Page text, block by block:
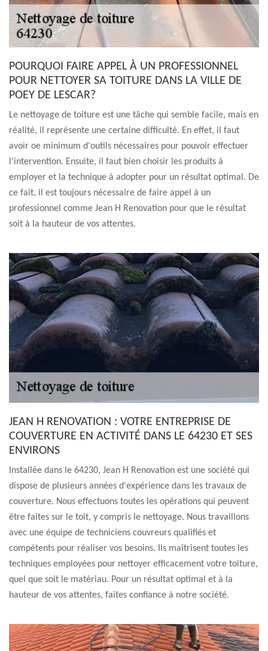
POURQUOI FAIRE APPEL À UN PROFESSIONNEL
POUR NETTOYER SA TOITURE DANS LA VILLE DE
POEY DE LESCAR?
Le nettoyage de toiture est une tâche qui semble facile, mais en
réalité, il représente une certaine difficulté. En effet, il faut
avoir oe minimum d'outils nécessaires pour pouvoir effectuer
l'intervention. Ensuite, il faut bien choisir les produits à
employer et la technique à adopter pour un résultat optimal. De
ce fait, il est toujours nécessaire de faire appel à un
professionnel comme Jean H Renovation pour que le résultat
soit à la hauteur de vos attentes.
JEAN H RENOVATION : VOTRE ENTREPRISE DE
COUVERTURE EN ACTIVITÉ DANS LE 64230 ET SES
ENVIRONS
Installée dans le 64230, Jean H Renovation est une société qui
dispose de plusieurs années d'expérience dans les travaux de
couverture. Nous effectuons toutes les opérations qui peuvent
être faites sur le toit, y compris le nettoyage. Nous travaillons
avec une équipe de techniciens couvreurs qualifiés et
compétents pour réaliser vos besoins. Ils maîtrisent toutes les
techniques employées pour nettoyer efficacement votre toiture,
quel que soit le matériau. Pour un résultat optimal et à la
hauteur de vos attentes, faites confiance à notre société.